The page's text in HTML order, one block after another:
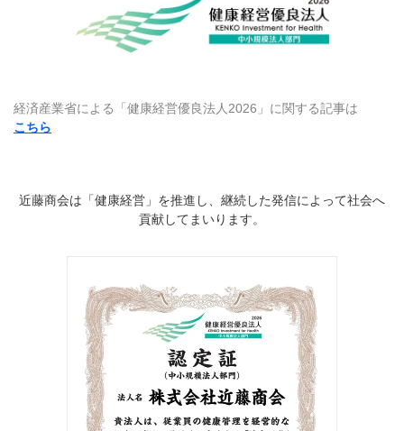
経済産業省による「健康経営優良法人2026」に関する記事は
こちら
近藤商会は「健康経営」を推進し、継続した発信によって社会へ
貢献してまいります。